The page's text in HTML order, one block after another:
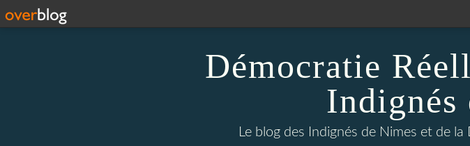
Démocratie
Indignés
Le blog des Indignés de Nimes et de